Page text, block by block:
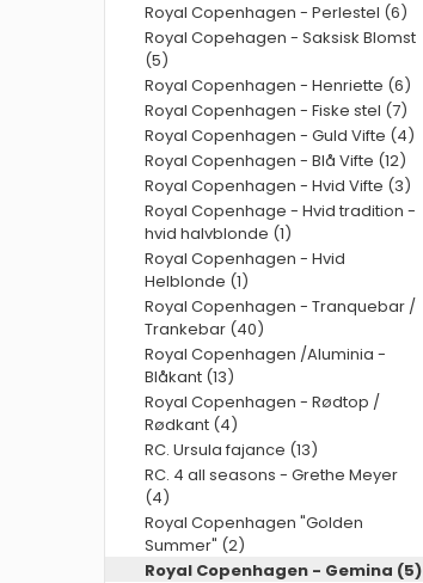
Royal Copenhagen - Perlestel (6)
Royal Copehagen - Saksisk Blomst
(5)
Royal Copenhagen - Henriette (6)
Royal Copenhagen - Fiske stel (7)
Royal Copenhagen - Guld Vifte (4)
Royal Copenhagen - Blå Vifte (12)
Royal Copenhagen - Hvid Vifte (3)
Royal Copenhage - Hvid tradition -
hvid halvblonde (1)
Royal Copenhagen - Hvid
Helblonde (1)
Royal Copenhagen - Tranquebar /
Trankebar (40)
Royal Copenhagen /Aluminia -
Blåkant (13)
Royal Copenhagen - Rødtop /
Rødkant (4)
RC. Ursula fajance (13)
RC. 4 all seasons - Grethe Meyer
(4)
Royal Copenhagen "Golden
Summer" (2)
Royal Copenhagen - Gemina (5)